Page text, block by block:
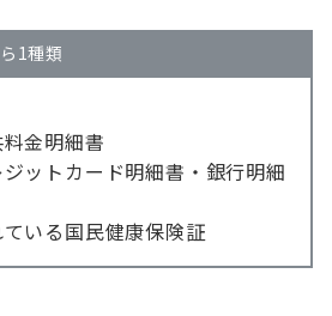
1種類
金明細書
ットカード明細書・銀行明細
いる国民健康保険証